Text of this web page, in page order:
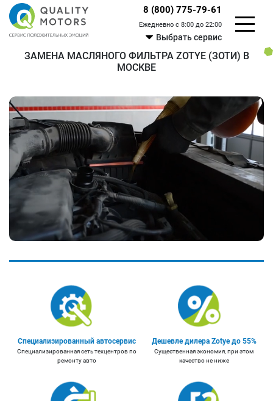
8 (800) 775-79-61
Ежедневно с 8:00 до 22:00
Выбрать сервис
ЗАМЕНА МАСЛЯНОГО ФИЛЬТРА ZOTYE (ЗОТИ) В
МОСКВЕ
Специализированный автосервис
Специализированная сеть техцентров по
ремонту авто
Дешевле дилера Zotye до 55%
Существенная экономия, при этом
качество не ниже